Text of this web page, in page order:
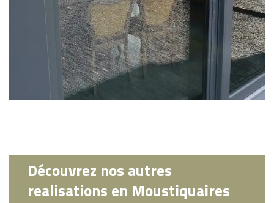
Découvrez nos autres
realisations en Moustiquaires